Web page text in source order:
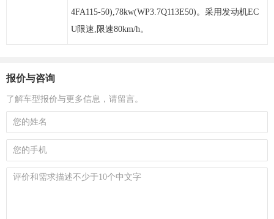
4FA115-50),78kw(WP3.7Q113E50)。采用发动机EC
U限速,限速80km/h。
报价与咨询
了解车型报价与更多信息，请留言。